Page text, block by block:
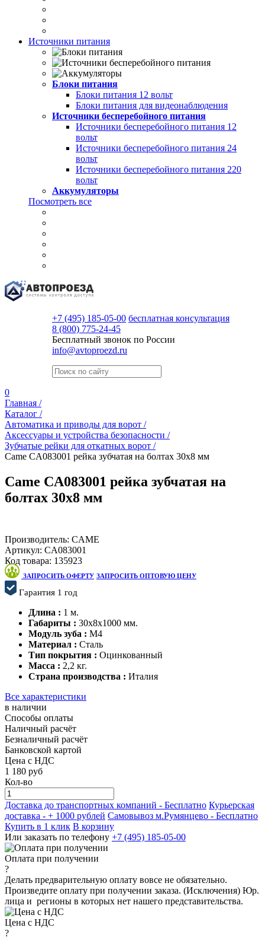
Источники питания
Блоки питания
Блоки питания 12 вольт
Блоки питания для видеонаблюдения
Источники бесперебойного питания
Источники бесперебойного питания 12
вольт
Источники бесперебойного питания 24
вольт
Источники бесперебойного питания 220
вольт
Аккумуляторы
Посмотреть все
+7 (495) 185-05-00 бесплатная консультация
8 (800) 775-24-45
Бесплатный звонок по России
info@avtoproezd.ru
0
Главная /
Каталог /
Автоматика и приводы для ворот /
Аксессуары и устройства безопасности /
Зубчатые рейки для откатных ворот /
Came CA083001 рейка зубчатая на болтах 30x8 мм
Came CA083001 рейка зубчатая на
болтах 30x8 мм
Производитель: CAME
Артикул: CA083001
Код товара: 135923
ЗАПРОСИТЬ ОФЕРТУ ЗАПРОСИТЬ ОПТОВУЮ ЦЕНУ
Гарантия 1 год
Длина : 1 м.
Габариты : 30x8x1000 мм.
Модуль зуба : М4
Материал : Сталь
Тип покрытия : Оцинкованный
Масса : 2,2 кг.
Страна производства : Италия
Все характеристики
в наличии
Способы оплаты
Наличный расчёт
Безналичный расчёт
Банковской картой
Цена с НДС
1 180 руб
Кол-во
Доставка до транспортных компаний - Бесплатно Курьерская
доставка - + 1000 рублей Самовывоз м.Румянцево - Бесплатно
Купить в 1 клик В корзину
Или заказать по телефону +7 (495) 185-05-00
Оплата при получении
?
Делать предварительную оплату вовсе не обязательно.
Произведите оплату при получении заказа. (Исключения) Юр.
лица и регионы в которых нет нашего представительства.
Цена с НДС
?